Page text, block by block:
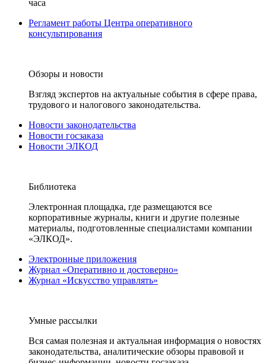
часа
Регламент работы Центра оперативного
консультирования
Обзоры и новости
Взгляд экспертов на актуальные события в сфере права,
трудового и налогового законодательства.
Новости законодательства
Новости госзаказа
Новости ЭЛКОД
Библиотека
Электронная площадка, где размещаются все
корпоративные журналы, книги и другие полезные
материалы, подготовленные специалистами компании
«ЭЛКОД».
Электронные приложения
Журнал «Оперативно и достоверно»
Журнал «Искусство управлять»
Умные рассылки
Вся самая полезная и актуальная информация о новостях
законодательства, аналитические обзоры правовой и